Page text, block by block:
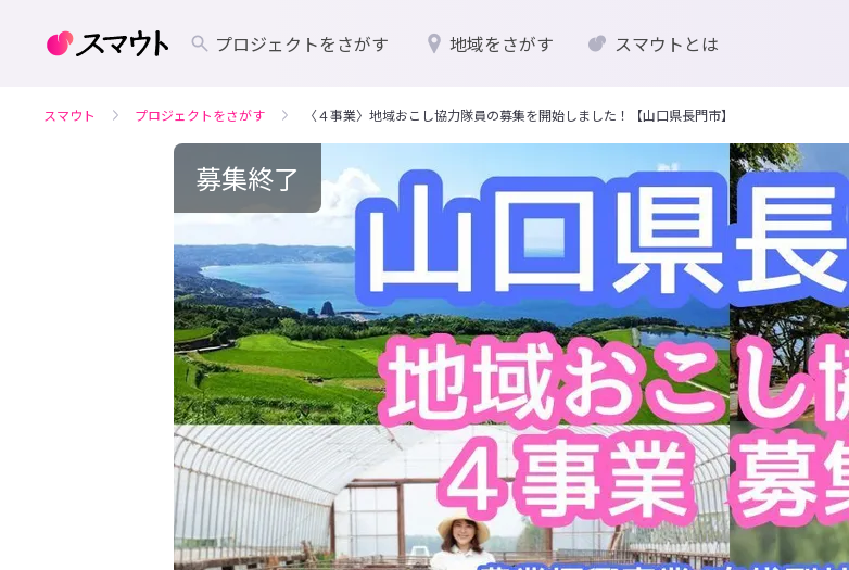
プロジェクトをさがす 地域をさがす スマウトとは
スマウト プロジェクトをさがす 〈４事業〉地域おこし協力隊員の募集を開始しました！【山口県長門市】
募集終了